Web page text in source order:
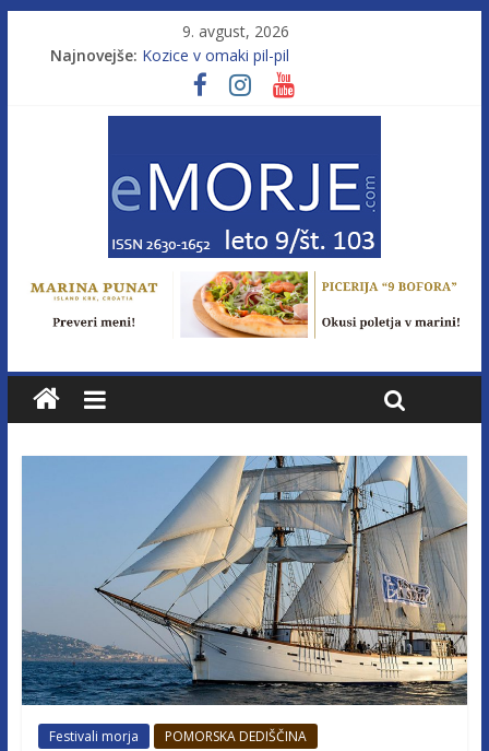
9. avgust, 2026
Najnovejše: Kozice v omaki pil-pil
Leto 9, št. 103; Licenca brez morja
Od morja do gorja 11
Festivali morja POMORSKA DEDIŠČINA